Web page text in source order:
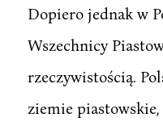
Dopiero jednak w
Wszechnicy
rzeczywistością.
ziemie